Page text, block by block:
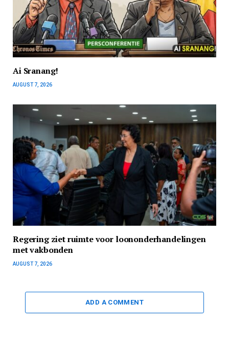
Ai Sranang!
AUGUST 7, 2026
Regering ziet ruimte voor loononderhandelingen
met vakbonden
AUGUST 7, 2026
ADD A COMMENT